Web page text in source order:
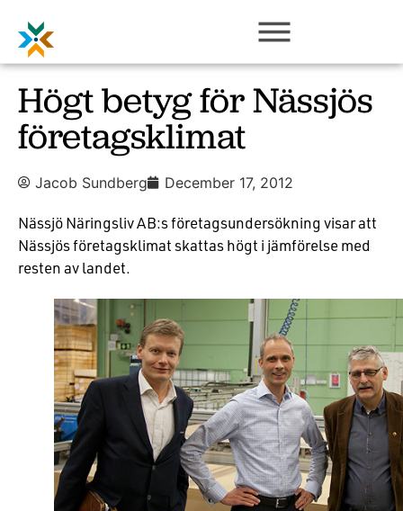
Högt betyg för Nässjös
företagsklimat
Jacob Sundberg December 17, 2012
Nässjö Näringsliv AB:s företagsundersökning visar att
Nässjös företagsklimat skattas högt i jämförelse med
resten av landet.